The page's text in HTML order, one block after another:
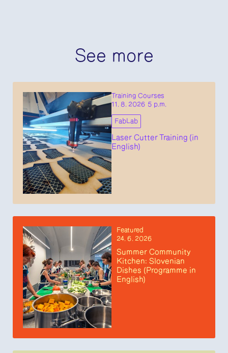
See more
Training Courses
11. 8. 2026 5 p.m.
FabLab
Laser Cutter Training (in
English)
Featured
24. 6. 2026
Summer Community
Kitchen: Slovenian
Dishes (Programme in
English)